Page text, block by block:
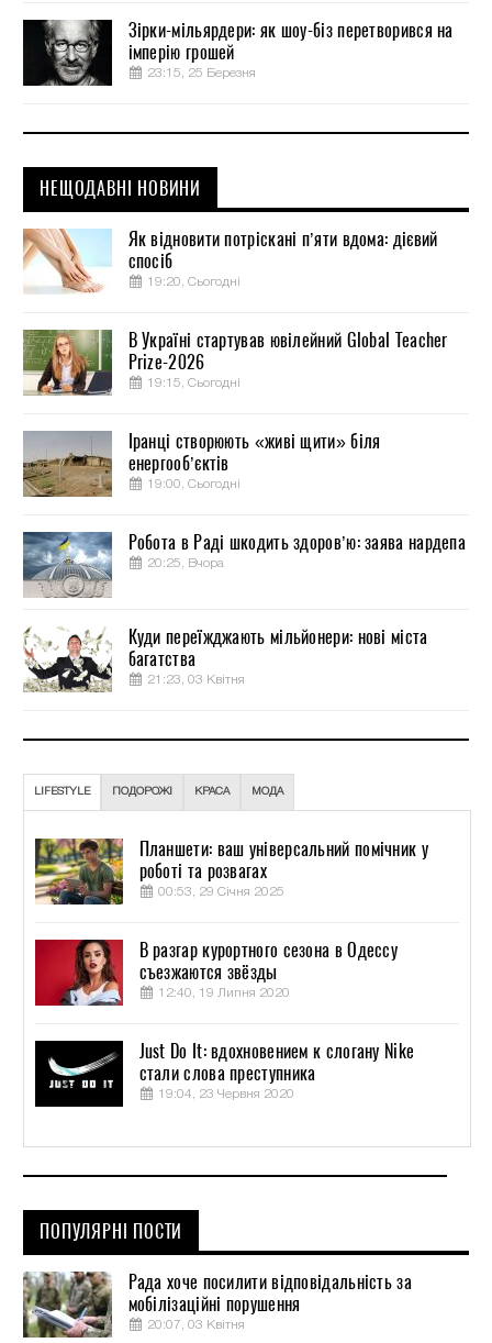
Зірки-мільярдери: як шоу-біз перетворився на
імперію грошей
23:15, 25 Березня
НЕЩОДАВНІ НОВИНИ
Як відновити потріскані п’яти вдома: дієвий
спосіб
19:20, Сьогодні
В Україні стартував ювілейний Global Teacher
Prize-2026
19:15, Сьогодні
Іранці створюють «живі щити» біля
енергооб’єктів
19:00, Сьогодні
Робота в Раді шкодить здоров’ю: заява нардепа
20:25, Вчора
Куди переїжджають мільйонери: нові міста
багатства
21:23, 03 Квітня
LIFESTYLE ПОДОРОЖІ КРАСА МОДА
Планшети: ваш універсальний помічник у
роботі та розвагах
00:53, 29 Січня 2025
В разгар курортного сезона в Одессу
съезжаются звёзды
12:40, 19 Липня 2020
Just Do It: вдохновением к слогану Nike
стали слова преступника
19:04, 23 Червня 2020
ПОПУЛЯРНІ ПОСТИ
Рада хоче посилити відповідальність за
мобілізаційні порушення
20:07, 03 Квітня